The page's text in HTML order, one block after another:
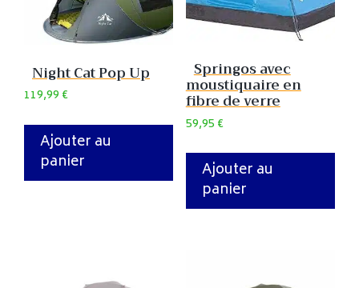
Night Cat Pop Up
119,99€
Ajouter au
panier
Springos avec
moustiquaire en
fibre de verre
59,95€
Ajouter au
panier